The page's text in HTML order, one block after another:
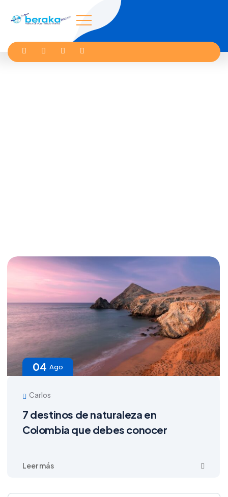
04 Ago
Carlos
7 destinos de naturaleza en
Colombia que debes conocer